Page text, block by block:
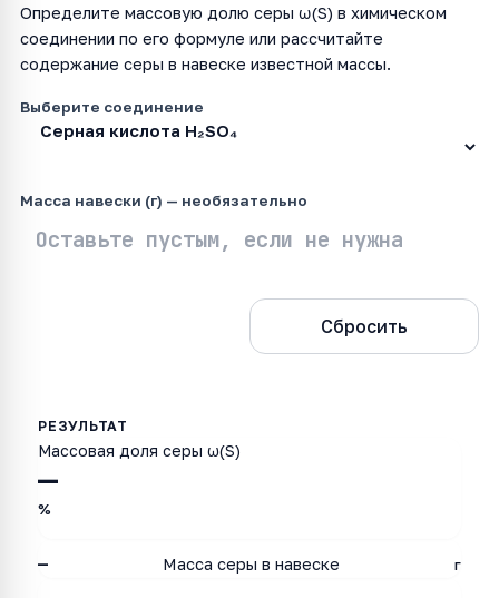
Определите массовую долю серы ω(S) в химическом
соединении по его формуле или рассчитайте
содержание серы в навеске известной массы.
Выберите соединение
Масса навески (г) — необязательно
Сбросить
—
Массовая доля серы ω(S)
%
— Масса серы в навеске г